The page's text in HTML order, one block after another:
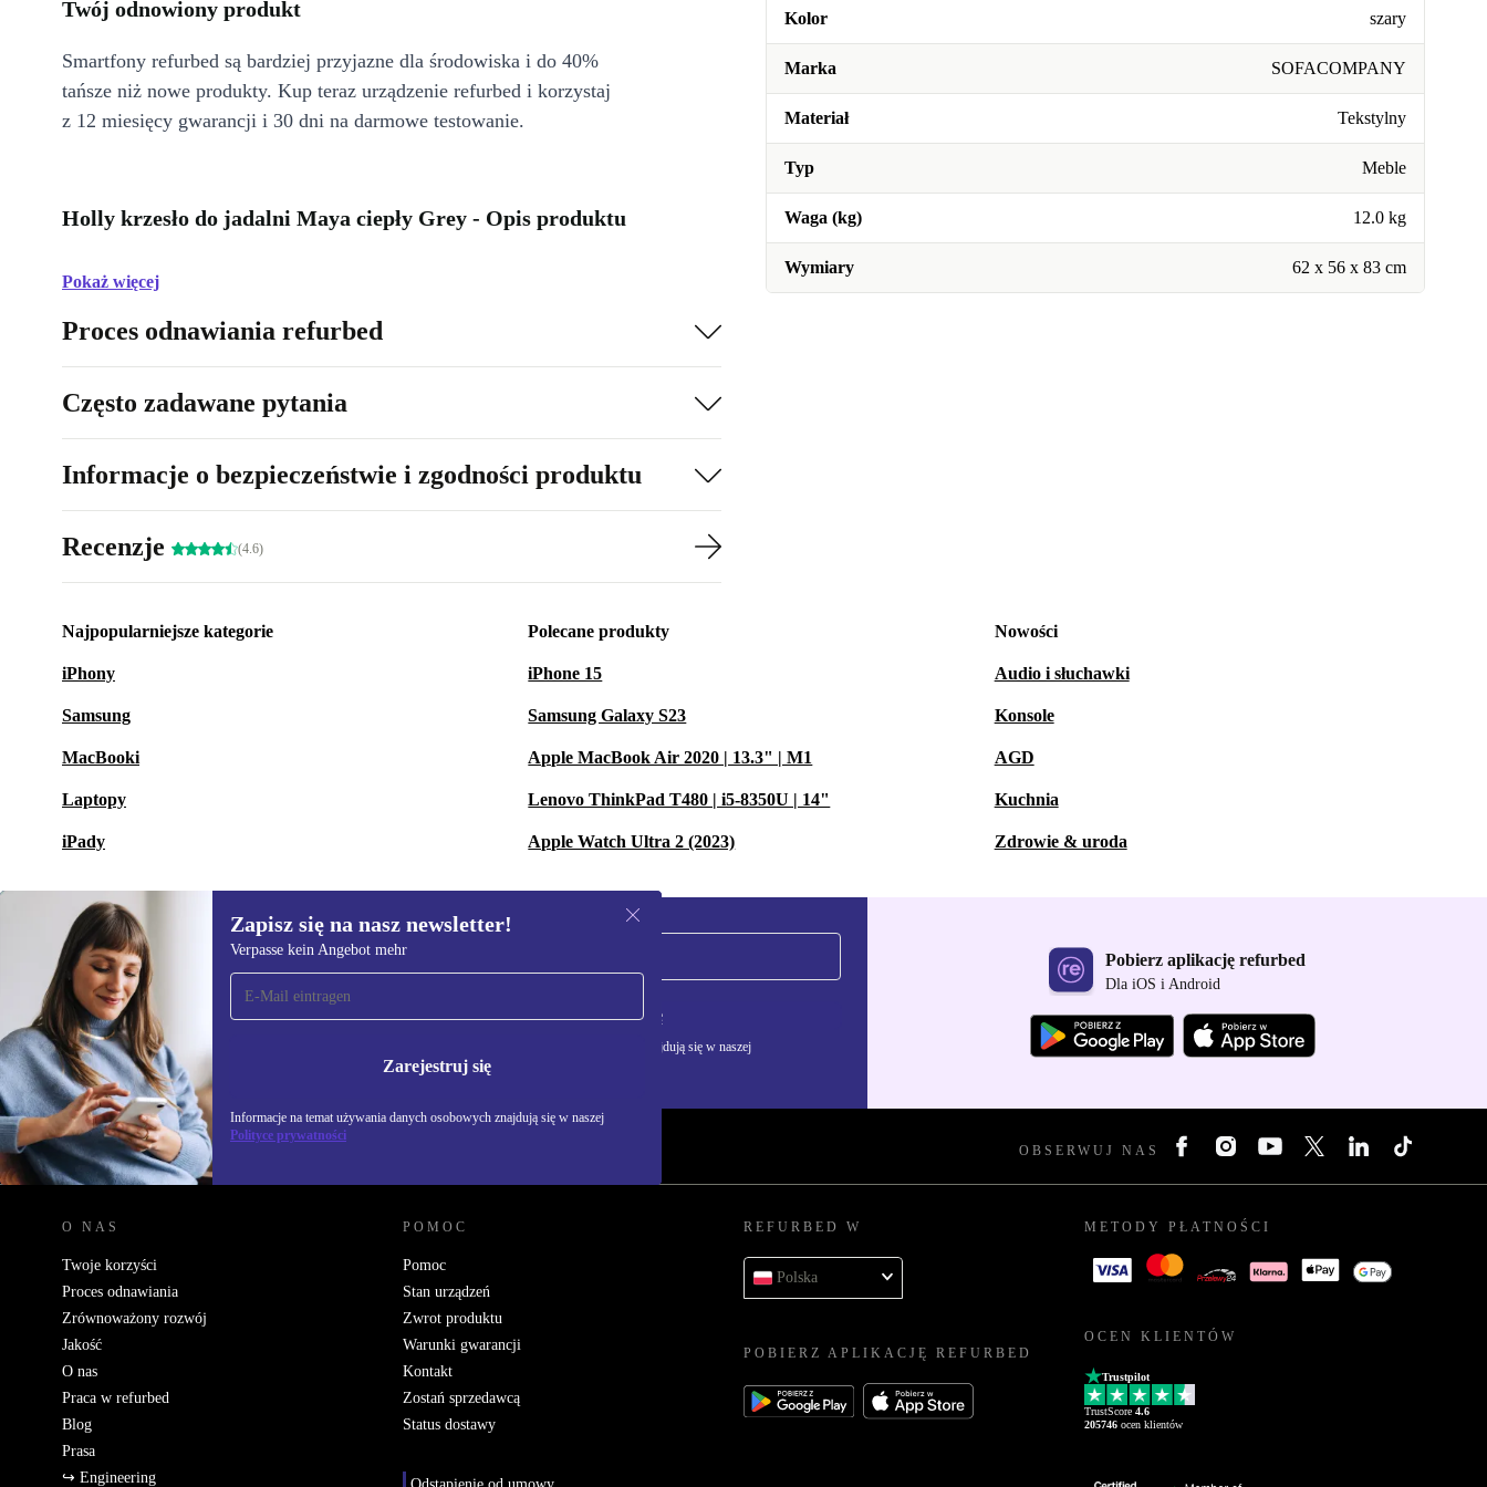
Kolor szary
Marka SOFACOMPANY
Materiał Tekstylny
Typ Meble
Waga (kg) 12.0 kg
Wymiary 62 x 56 x 83 cm
Twój odnowiony produkt
Smartfony refurbed są bardziej przyjazne dla środowiska i do 40%
tańsze niż nowe produkty. Kup teraz urządzenie refurbed i korzystaj
z 12 miesięcy gwarancji i 30 dni na darmowe testowanie.
Holly krzesło do jadalni Maya ciepły Grey - Opis produktu
Pokaż więcej
Proces odnawiania refurbed
Często zadawane pytania
Informacje o bezpieczeństwie i zgodności produktu
Recenzje (4.6)
Najpopularniejsze kategorie
iPhony
Samsung
MacBooki
Laptopy
iPady
Polecane produkty
iPhone 15
Samsung Galaxy S23
Apple MacBook Air 2020 | 13.3" | M1
Lenovo ThinkPad T480 | i5-8350U | 14"
Apple Watch Ultra 2 (2023)
Nowości
Audio i słuchawki
Konsole
AGD
Kuchnia
Zdrowie & uroda
Zapisz się na nasz newsletter!
Verpasse kein Angebot mehr
Zarejestruj się
Informacje na temat używania danych osobowych znajdują się w naszej
Polityce prywatności
Zapisz się na nasz
newsletter!
Nie przegap żadnej oferty.
Zarejestruj się
Informacje na temat używania danych osobowych znajdują się w naszej
Polityce prywatności
Pobierz aplikację refurbed
Dla iOS i Android
REFURBED POLSKA - RETHINK NEW. OBSERWUJ NAS
O NAS
Twoje korzyści
Proces odnawiania
Zrównoważony rozwój
Jakość
O nas
Praca w refurbed
Blog
Prasa
↪ Engineering
POMOC
Pomoc
Stan urządzeń
Zwrot produktu
Warunki gwarancji
Kontakt
Zostań sprzedawcą
Status dostawy
REFURBED W
Polska
POBIERZ APLIKACJĘ REFURBED
METODY PŁATNOŚCI
OCEN KLIENTÓW
Trustpilot
TrustScore 4.6
205746 ocen klientów